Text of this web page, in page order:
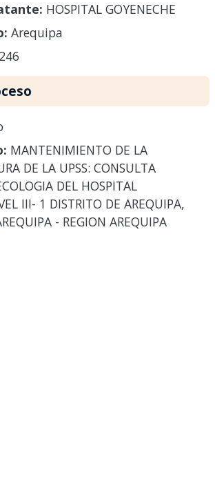
HOSPITAL GOYENECHE
Arequipa
MANTENIMIENTO DE LA
DE LA UPSS: CONSULTA
DEL HOSPITAL
III- 1 DISTRITO DE AREQUIPA,
- REGION AREQUIPA